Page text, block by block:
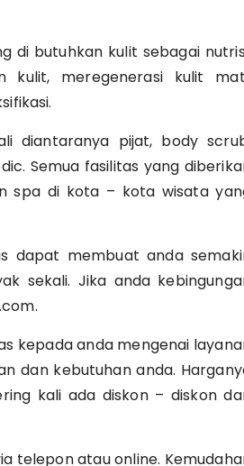
di butuhkan kulit sebagai
kulit, meregenerasi kulit
diantaranya pijat, body
Semua fasilitas yang
spa di kota – kota wisata
dapat membuat anda
sekali. Jika anda
kepada anda mengenai
dan kebutuhan anda.
kali ada diskon – diskon
telepon atau online.